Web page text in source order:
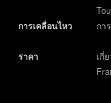
การเคลื่อนไหว
กา
ราคา
เกี่